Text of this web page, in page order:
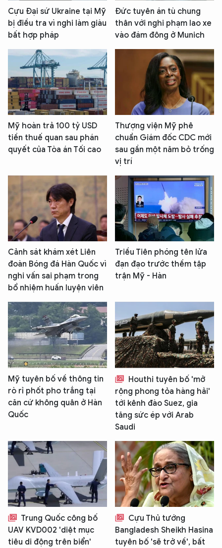
Cựu Đại sứ Ukraine tại Mỹ
bị điều tra vì nghi làm giàu
bất hợp pháp
Đức tuyên án tù chung
thân với nghi phạm lao xe
vào đám đông ở Munich
Mỹ hoàn trả 100 tỷ USD
tiền thuế quan sau phán
quyết của Tòa án Tối cao
Thượng viện Mỹ phê
chuẩn Giám đốc CDC mới
sau gần một năm bỏ trống
vị trí
Cảnh sát khám xét Liên
đoàn Bóng đá Hàn Quốc vì
nghi vấn sai phạm trong
bổ nhiệm huấn luyện viên
Triều Tiên phóng tên lửa
đạn đạo trước thềm tập
trận Mỹ - Hàn
Mỹ tuyên bố về thông tin
rò rỉ phốt pho trắng tại
căn cứ không quân ở Hàn
Quốc
Houthi tuyên bố 'mở
rộng phong tỏa hàng hải'
tới kênh đào Suez, gia
tăng sức ép với Arab
Saudi
Trung Quốc công bố
UAV KVD002 'diệt mục
tiêu di động trên biển'
Cựu Thủ tướng
Bangladesh Sheikh Hasina
tuyên bố 'sẽ trở về', bất
XIN CHÀO,
TÔI LÀ CHATBOT CỦA
Hãy hỏi tôi bất kỳ điều gì bạn cần biết về
An Ninh Thủ Đô nhé. Tôi sẵn sàng hỗ trợ!